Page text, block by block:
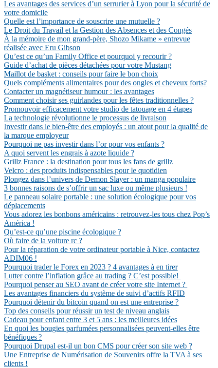
Les avantages des services d’un serrurier à Lyon pour la sécurité de
votre domicile
Quelle est l’importance de souscrire une mutuelle ?
Le Droit du Travail et la Gestion des Absences et des Congés
À la mémoire de mon grand-père, Shozo Mikame » entrevue
réalisée avec Eru Gibson
Qu’est ce qu’un Family Office et pourquoi y recourir ?
Guide d’achat de pièces détachées pour votre Mustang
Maillot de basket : conseils pour faire le bon choix
Quels compléments alimentaires pour des ongles et cheveux forts?
Contacter un magnétiseur humour : les avantages
Comment choisir ses guirlandes pour les fêtes traditionnelles ?
Promouvoir efficacement votre studio de tatouage en 4 étapes
La technologie révolutionne le processus de livraison
Investir dans le bien-être des employés : un atout pour la qualité de
la marque employeur
Pourquoi ne pas investir dans l’or pour vos enfants ?
A quoi servent les engrais à azote liquide ?
Grillz France : la destination pour tous les fans de grillz
Velcro : des produits indispensables pour le quotidien
Plongez dans l’univers de Demon Slayer : un manga populaire
3 bonnes raisons de s’offrir un sac luxe ou même plusieurs !
Le panneau solaire portable : une solution écologique pour vos
déplacements
Vous adorez les bonbons américains : retrouvez-les tous chez Pop’s
América !
Qu’est-ce qu’une piscine écologique ?
Où faire de la voiture rc ?
Pour la réparation de votre ordinateur portable à Nice, contactez
ADIM06 !
Pourquoi trader le Forex en 2023 ? 4 avantages à en tirer
Lutter contre l’inflation grâce au trading ? C’est possible!
Pourquoi penser au SEO avant de créer votre site Internet ?
Les avantages financiers du système de suivi d’actifs RFID
Pourquoi détenir du bitcoin quand on est une entreprise ?
Top des conseils pour réussir un test de niveau anglais
Cadeau pour enfant entre 3 et 5 ans : les meilleures idées
En quoi les bougies parfumées personnalisées peuvent-elles être
bénéfiques ?
Pourquoi Drupal est-il un bon CMS pour créer son site web ?
Une Entreprise de Numérisation de Souvenirs offre la TVA à ses
clients !